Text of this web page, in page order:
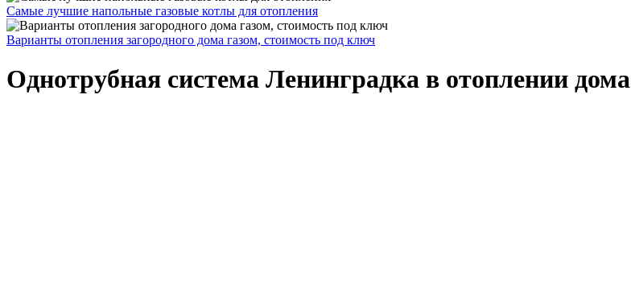
Самые лучшие напольные газовые котлы для отопления
Варианты отопления загородного дома газом, стоимость под ключ
Однотрубная система Ленинградка в отоплении дома